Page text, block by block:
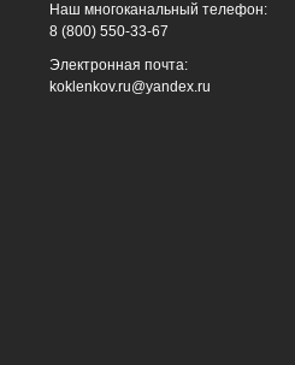
Наш многоканальный телефон:
8 (800) 550-33-67
Электронная почта:
koklenkov.ru@yandex.ru